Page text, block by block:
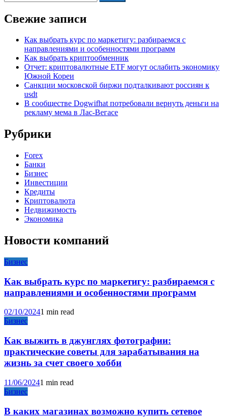
Свежие записи
Как выбрать курс по маркетигу: разбираемся с
направлениями и особенностями программ
Как выбрать криптообменник
Отчет: криптовалютные ETF могут ослабить экономику
Южной Кореи
Санкции московской биржи подталкивают россиян к
usdt
В сообществе Dogwifhat потребовали вернуть деньги на
рекламу мема в Лас-Вегасе
Рубрики
Forex
Банки
Бизнес
Инвестиции
Кредиты
Криптовалюта
Недвижимость
Экономика
Новости компаний
Бизнес
Как выбрать курс по маркетигу: разбираемся с
направлениями и особенностями программ
02/10/20241 min read
Бизнес
Как выжить в джунглях фотографии:
практические советы для зарабатывания на
жизнь за счет своего хобби
11/06/20241 min read
Бизнес
В каких магазинах возможно купить сетевое